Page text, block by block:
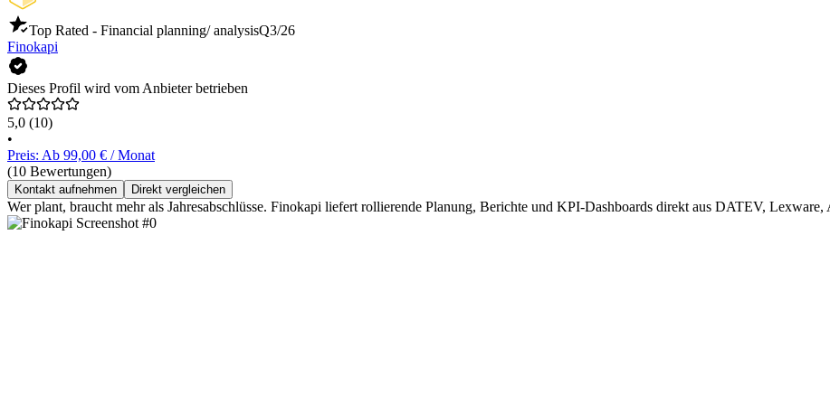
Top Rated - Financial planning/ analysisQ3/26
Finokapi
Dieses Profil wird vom Anbieter betrieben
5,0 (10)
•
Preis: Ab 99,00 € / Monat
(10 Bewertungen)
Kontakt aufnehmen Direkt vergleichen
Wer plant, braucht mehr als Jahresabschlüsse. Finokapi liefert rollierende Planung, Berichte und KPI-Dashboards direkt aus DATEV, Lexware,